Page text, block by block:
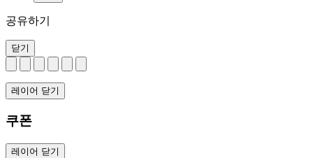
공유하기
닫기
레이어 닫기
쿠폰
레이어 닫기